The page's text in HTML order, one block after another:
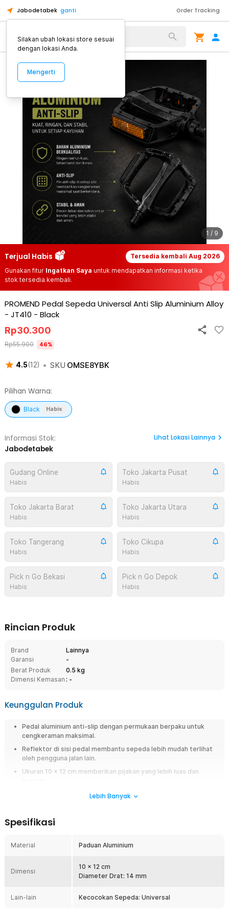
Jabodetabek ganti Order Tracking
Alat Kopi
1 / 9
Terjual Habis Tersedia kembali Aug 2026
Gunakan fitur Ingatkan Saya untuk mendapatkan informasi ketika
stok tersedia kembali.
PROMEND Pedal Sepeda Universal Anti Slip Aluminium Alloy
- JT410 - Black
4.5(12) • SKU OMSE8YBK
Rp30.300
Rp55.900 46%
Pilihan Warna:
Black Habis
Informasi Stok:
Jabodetabek
Lihat Lokasi Lainnya
Gudang Online
Habis
Toko Jakarta Pusat
Habis
Toko Jakarta Barat
Habis
Toko Jakarta Utara
Habis
Toko Tangerang
Habis
Toko Cikupa
Habis
Pick n Go Bekasi
Habis
Pick n Go Depok
Habis
Rincian Produk
Brand
Lainnya
Garansi
-
Berat Produk
0.5 kg
Dimensi Kemasan : -
Keunggulan Produk
Pedal aluminium anti-slip dengan permukaan berpaku untuk
cengkeraman maksimal.
Reflektor di sisi pedal membantu sepeda lebih mudah terlihat
oleh pengguna jalan lain.
Ukuran 10 × 12 cm memberikan pijakan yang lebih luas dan
Pemasangan mudah tanpa memerlukan alat khusus.
aluminium alloy berkualitas dengan desain flat pedal berpaku, pedal ini
memberikan cengkeraman maksimal agar kaki tetap stabil saat
pedal ini cocok digunakan untuk commuting, olahraga ringan, hingga
Lebih Banyak
Spesifikasi
Material Paduan Aluminium
Dimensi
10 x 12 cm
Diameter Drat: 14 mm
Lain-lain Kecocokan Sepeda: Universal
Silakan ubah lokasi store sesuai
dengan lokasi Anda.
Mengerti